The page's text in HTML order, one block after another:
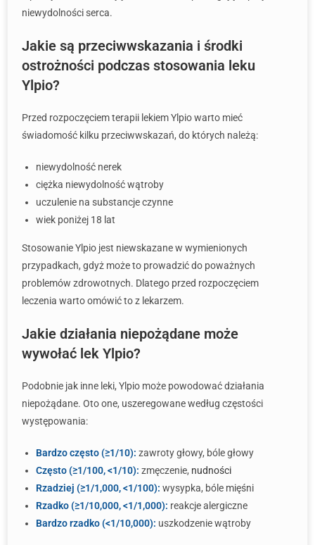
niewydolności serca.
Jakie są przeciwwskazania i środki
ostrożności podczas stosowania leku
Ylpio?
Przed rozpoczęciem terapii lekiem Ylpio warto mieć
świadomość kilku przeciwwskazań, do których należą:
niewydolność nerek
ciężka niewydolność wątroby
uczulenie na substancje czynne
wiek poniżej 18 lat
Stosowanie Ylpio jest niewskazane w wymienionych
przypadkach, gdyż może to prowadzić do poważnych
problemów zdrowotnych. Dlatego przed rozpoczęciem
leczenia warto omówić to z lekarzem.
Jakie działania niepożądane może
wywołać lek Ylpio?
Podobnie jak inne leki, Ylpio może powodować działania
niepożądane. Oto one, uszeregowane według częstości
występowania:
Bardzo często (≥1/10): zawroty głowy, bóle głowy
Często (≥1/100, <1/10): zmęczenie, nudności
Rzadziej (≥1/1,000, <1/100): wysypka, bóle mięśni
Rzadko (≥1/10,000, <1/1,000): reakcje alergiczne
Bardzo rzadko (<1/10,000): uszkodzenie wątroby